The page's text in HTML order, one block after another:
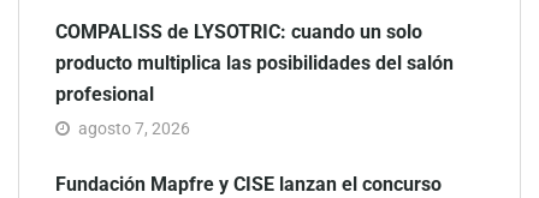
COMPALISS de LYSOTRIC: cuando un solo
producto multiplica las posibilidades del salón
profesional
agosto 7, 2026
Fundación Mapfre y CISE lanzan el concurso